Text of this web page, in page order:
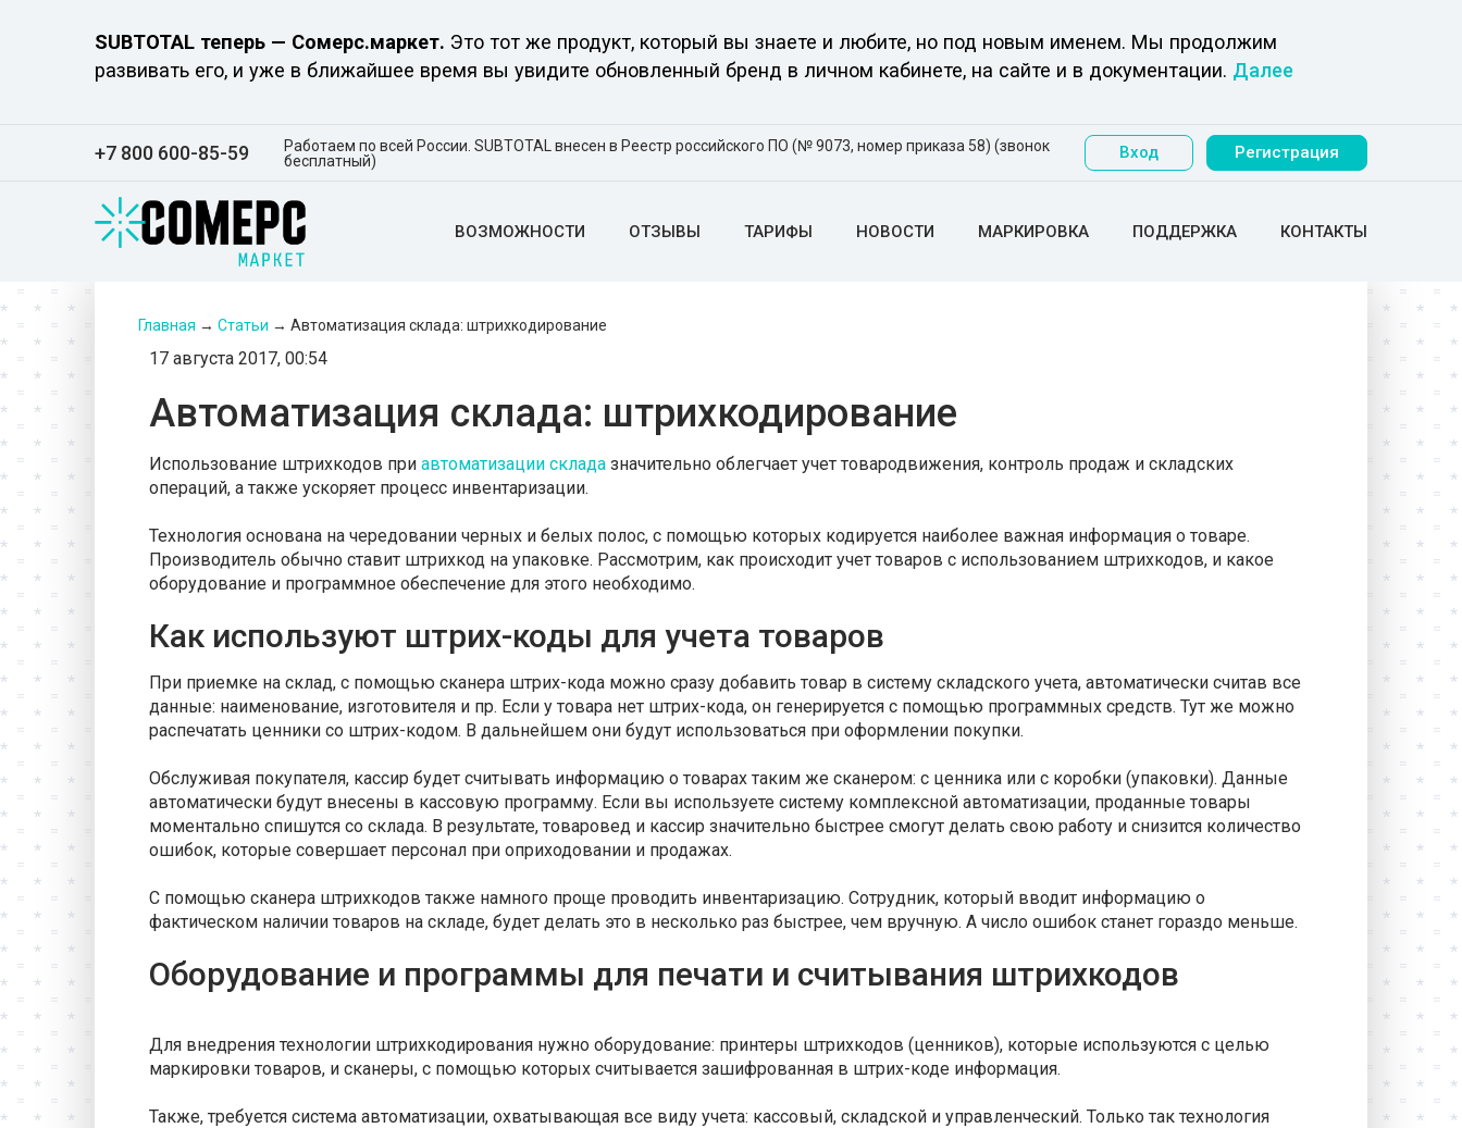
SUBTOTAL теперь — Сомерс.маркет. Это тот же продукт, который вы знаете и любите, но под новым именем. Мы продолжим
развивать его, и уже в ближайшее время вы увидите обновленный бренд в личном кабинете, на сайте и в документации. Далее
+7 800 600-85-59
Работаем по всей России. SUBTOTAL внесен в Реестр российского ПО (№ 9073, номер приказа 58) (звонок
бесплатный)
Вход Регистрация
ВОЗМОЖНОСТИ ОТЗЫВЫ ТАРИФЫ НОВОСТИ МАРКИРОВКА ПОДДЕРЖКА КОНТАКТЫ
Главная → Статьи → Автоматизация склада: штрихкодирование
17 августа 2017, 00:54
Автоматизация склада: штрихкодирование
Использование штрихкодов при автоматизации склада значительно облегчает учет товародвижения, контроль продаж и складских
операций, а также ускоряет процесс инвентаризации.
Технология основана на чередовании черных и белых полос, с помощью которых кодируется наиболее важная информация о товаре.
Производитель обычно ставит штрихкод на упаковке. Рассмотрим, как происходит учет товаров с использованием штрихкодов, и какое
оборудование и программное обеспечение для этого необходимо.
Как используют штрих-коды для учета товаров
При приемке на склад, с помощью сканера штрих-кода можно сразу добавить товар в систему складского учета, автоматически считав все
данные: наименование, изготовителя и пр. Если у товара нет штрих-кода, он генерируется с помощью программных средств. Тут же можно
распечатать ценники со штрих-кодом. В дальнейшем они будут использоваться при оформлении покупки.
Обслуживая покупателя, кассир будет считывать информацию о товарах таким же сканером: с ценника или с коробки (упаковки). Данные
автоматически будут внесены в кассовую программу. Если вы используете систему комплексной автоматизации, проданные товары
моментально спишутся со склада. В результате, товаровед и кассир значительно быстрее смогут делать свою работу и снизится количество
ошибок, которые совершает персонал при оприходовании и продажах.
С помощью сканера штрихкодов также намного проще проводить инвентаризацию. Сотрудник, который вводит информацию о
фактическом наличии товаров на складе, будет делать это в несколько раз быстрее, чем вручную. А число ошибок станет гораздо меньше.
Оборудование и программы для печати и считывания штрихкодов
Для внедрения технологии штрихкодирования нужно оборудование: принтеры штрихкодов (ценников), которые используются с целью
маркировки товаров, и сканеры, с помощью которых считывается зашифрованная в штрих-коде информация.
Также, требуется система автоматизации, охватывающая все виду учета: кассовый, складской и управленческий. Только так технология